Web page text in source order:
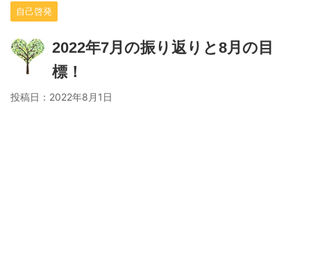
自己啓発
2022年7月の振り返りと8月の目
標！
投稿日： 2022年8月1日